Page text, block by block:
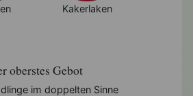
Kakerlaken
oberstes Gebot
im doppelten Sinne